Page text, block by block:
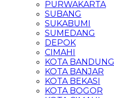
PURWAKARTA
SUBANG
SUKABUMI
SUMEDANG
DEPOK
CIMAHI
KOTA BANDUNG
KOTA BANJAR
KOTA BEKASI
KOTA BOGOR